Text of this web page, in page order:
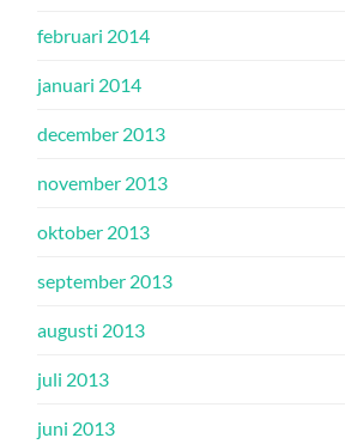
februari 2014
januari 2014
december 2013
november 2013
oktober 2013
september 2013
augusti 2013
juli 2013
juni 2013